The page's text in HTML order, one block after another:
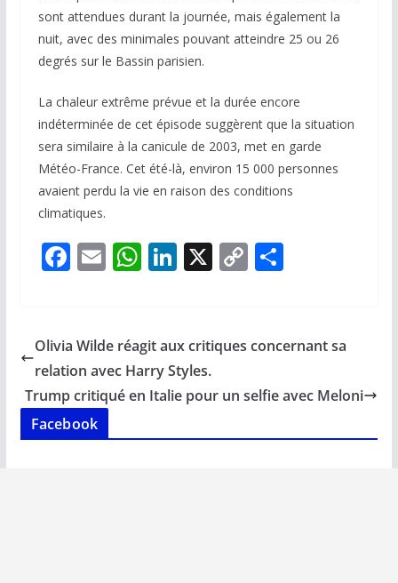
sont attendues durant la journée, mais également la
nuit, avec des minimales pouvant atteindre 25 ou 26
degrés sur le Bassin parisien.
La chaleur extrême prévue et la durée encore
indéterminée de cet épisode suggèrent que la situation
sera similaire à la canicule de 2003, met en garde
Météo-France. Cet été-là, environ 15 000 personnes
avaient perdu la vie en raison des conditions
climatiques.
F
b
o
o
k
E
l
W
s
A
p
Li
e
dI
n
X C
y
n
P
g
Olivia Wilde réagit aux critiques concernant sa
relation avec Harry Styles.
Trump critiqué en Italie pour un selfie avec Meloni
Facebook